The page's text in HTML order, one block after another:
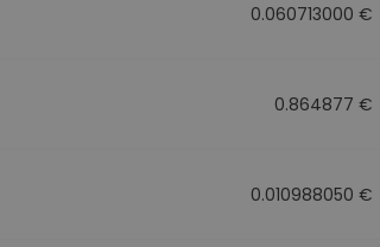
0.060713000 €
0.864877 €
0.010988050 €